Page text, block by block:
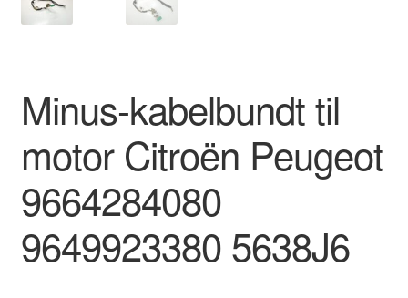
Minus-kabelbundt til
motor Citroën Peugeot
9664284080
9649923380 5638J6